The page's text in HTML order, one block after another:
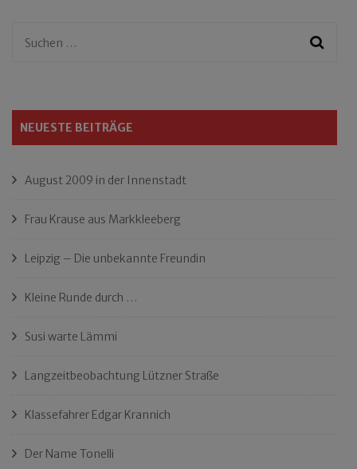
Suchen
NEUESTE BEITRÄGE
August 2009 in der Innenstadt
Frau Krause aus Markkleeberg
Leipzig – Die unbekannte Freundin
Kleine Runde durch …
Susi warte Lämmi
Langzeitbeobachtung Lützner Straße
Klassefahrer Edgar Krannich
Der Name Tonelli